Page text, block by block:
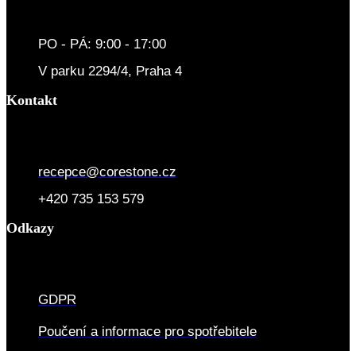
PO - PÁ: 9:00 - 17:00
V parku 2294/4, Praha 4
Kontakt
recepce@corestone.cz
+420 735 153 579
Odkazy
GDPR
Poučení a informace pro spotřebitele